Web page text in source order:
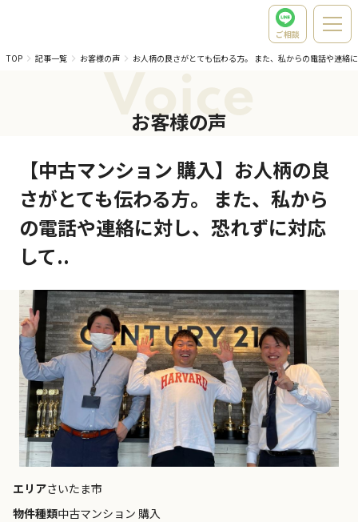
ご相談
TOP
記事一覧 お客様の声 お人柄の良さがとても伝わる方。 また、私からの電話や連絡
Voice
お客様の声
【中古マンション 購入】お人柄の良
さがとても伝わる方。 また、私から
の電話や連絡に対し、恐れずに対応
して..
エリアさいたま市
物件種類中古マンション 購入